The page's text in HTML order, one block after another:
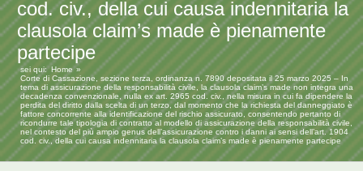
cod. civ., della cui causa indennitaria la
clausola claim’s made è pienamente
partecipe
sei qui:
Home
Corte di Cassazione, sezione terza, ordinanza n. 7890 depositata il 25 marzo 2025 – In
tema di assicurazione della responsabilità civile, la clausola claim’s made non integra una
decadenza convenzionale, nulla ex art. 2965 cod. civ., nella misura in cui fa dipendere la
perdita del diritto dalla scelta di un terzo, dal momento che la richiesta del danneggiato è
fattore concorrente alla identificazione del rischio assicurato, consentendo pertanto di
ricondurre tale tipologia di contratto al modello di assicurazione della responsabilità civile,
nel contesto del più ampio genus dell’assicurazione contro i danni ai sensi dell’art. 1904
cod. civ., della cui causa indennitaria la clausola claim’s made è pienamente partecipe